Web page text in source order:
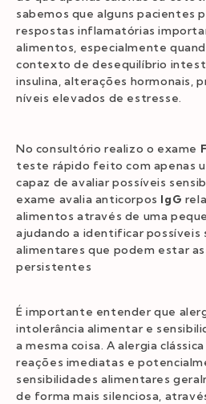
sabemos que alguns pacientes
respostas inflamatórias
alimentos, especialmente
contexto de desequilíbrio
insulina, alterações hormonais,
níveis elevados de estresse.
No consultório realizo o exame
teste rápido feito com apenas
capaz de avaliar possíveis
exame avalia anticorpos IgG
alimentos através de uma
ajudando a identificar possíveis
alimentares que podem estar
persistentes
É importante entender que
intolerância alimentar e
a mesma coisa. A alergia
reações imediatas e
sensibilidades alimentares
de forma mais silenciosa,